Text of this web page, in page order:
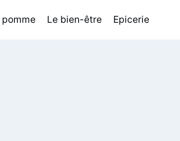
Le bien-être Epicerie